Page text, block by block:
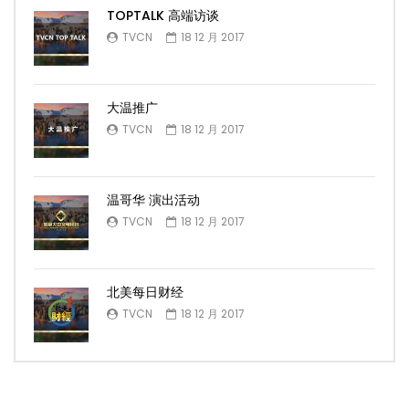
TOPTALK 高端访谈
TVCN 18 12 月 2017
大温推广
TVCN 18 12 月 2017
温哥华 演出活动
TVCN 18 12 月 2017
北美每日财经
TVCN 18 12 月 2017